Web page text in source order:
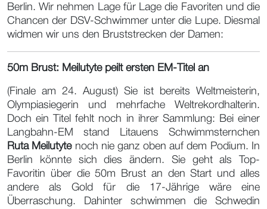
Berlin. Wir nehmen Lage für Lage die Favoriten und die
Chancen der DSV-Schwimmer unter die Lupe. Diesmal
widmen wir uns den Bruststrecken der Damen:
50m Brust: Meilutyte peilt ersten EM-Titel an
(Finale am 24. August) Sie ist bereits Weltmeisterin,
Olympiasiegerin und mehrfache Weltrekordhalterin.
Doch ein Titel fehlt noch in ihrer Sammlung: Bei einer
Langbahn-EM stand Litauens Schwimmsternchen
Ruta Meilutytenoch nie ganz oben auf dem Podium. In
Berlin könnte sich dies ändern. Sie geht als Top-
Favoritin über die 50m Brust an den Start und alles
andere als Gold für die 17-Jährige wäre eine
Überraschung. Dahinter schwimmen die Schwedin